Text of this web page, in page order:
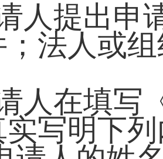
人提出申
法人或
人在填写
实写明下